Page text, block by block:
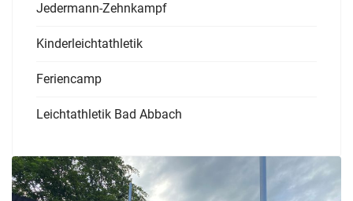
Jedermann-Zehnkampf
Kinderleichtathletik
Feriencamp
Leichtathletik Bad Abbach